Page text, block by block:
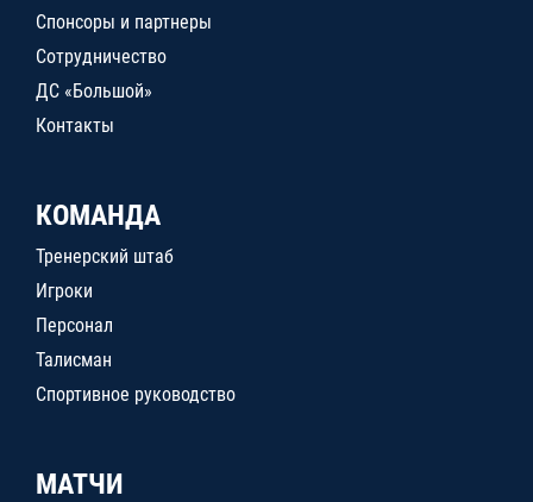
Спонсоры и партнеры
Сотрудничество
ДС «Большой»
Контакты
КОМАНДА
Тренерский штаб
Игроки
Персонал
Талисман
Спортивное руководство
МАТЧИ